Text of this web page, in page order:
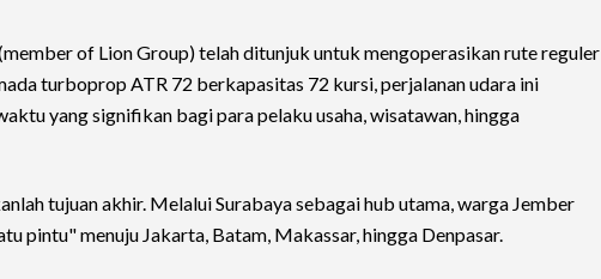
of Lion Group) telah ditunjuk untuk mengoperasikan rute reguler
turboprop ATR 72 berkapasitas 72 kursi, perjalanan udara ini
yang signifikan bagi para pelaku usaha, wisatawan, hingga
tujuan akhir. Melalui Surabaya sebagai hub utama, warga Jember
pintu" menuju Jakarta, Batam, Makassar, hingga Denpasar.